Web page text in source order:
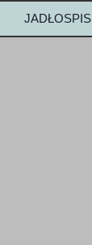
JADŁOSPIS